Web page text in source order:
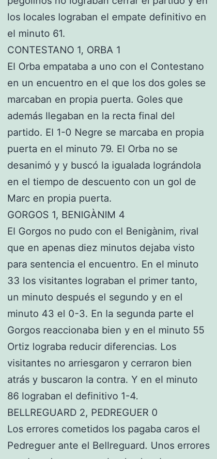
los locales lograban el empate definitivo en
el minuto 61.
CONTESTANO 1, ORBA 1
El Orba empataba a uno con el Contestano
en un encuentro en el que los dos goles se
marcaban en propia puerta. Goles que
además llegaban en la recta final del
partido. El 1-0 Negre se marcaba en propia
puerta en el minuto 79. El Orba no se
desanimó y y buscó la igualada lográndola
en el tiempo de descuento con un gol de
Marc en propia puerta.
GORGOS 1, BENIGÀNIM 4
El Gorgos no pudo con el Benigànim, rival
que en apenas diez minutos dejaba visto
para sentencia el encuentro. En el minuto
33 los visitantes lograban el primer tanto,
un minuto después el segundo y en el
minuto 43 el 0-3. En la segunda parte el
Gorgos reaccionaba bien y en el minuto 55
Ortiz lograba reducir diferencias. Los
visitantes no arriesgaron y cerraron bien
atrás y buscaron la contra. Y en el minuto
86 lograban el definitivo 1-4.
BELLREGUARD 2, PEDREGUER 0
Los errores cometidos los pagaba caros el
Pedreguer ante el Bellreguard. Unos errores